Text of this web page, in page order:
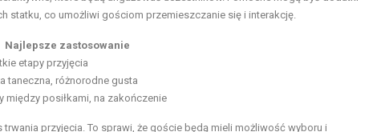
statku, co umożliwi gościom przemieszczanie się i interakcję.
Najlepsze zastosowanie
etapy przyjęcia
taneczna, różnorodne gusta
między posiłkami, na zakończenie
przyjęcia. To sprawi, że goście będą mieli możliwość wyboru i